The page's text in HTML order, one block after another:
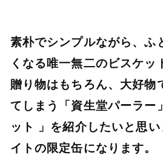
素朴でシンプルながら、ふ
くなる唯一無二のビスケッ
贈り物はもちろん、大好物
てしまう「資生堂パーラー
ット 」を紹介したいと思
イトの限定缶になります。